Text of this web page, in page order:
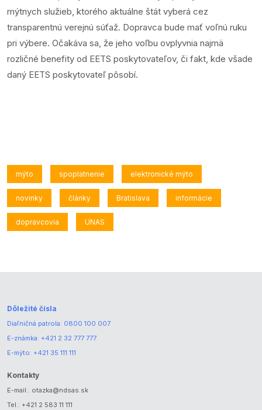
mýtnych služieb, ktorého aktuálne štát vyberá cez
transparentnú verejnú súťaž. Dopravca bude mať voľnú ruku
pri výbere. Očakáva sa, že jeho voľbu ovplyvnia najmä
rozličné benefity od EETS poskytovateľov, či fakt, kde všade
daný EETS poskytovateľ pôsobí.
mýto spoplatnenie elektronické mýto
novinky články Bratislava informácie
dopravcovia UNAS
Dôležité čísla
Diaľničná patrola: 0800 100 007
E-známka: +421 2 32 777 777
E-mýto: +421 35 111 111
Kontakty
E-mail.: otazka@ndsas.sk
Tel.: +421 2 583 11 111